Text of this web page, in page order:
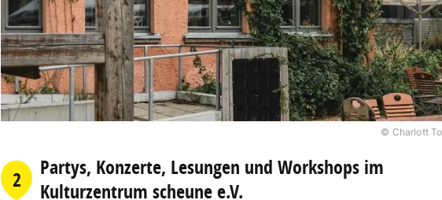
© Charlott
2
Partys, Konzerte, Lesungen und Workshops im
Kulturzentrum scheune e.V.